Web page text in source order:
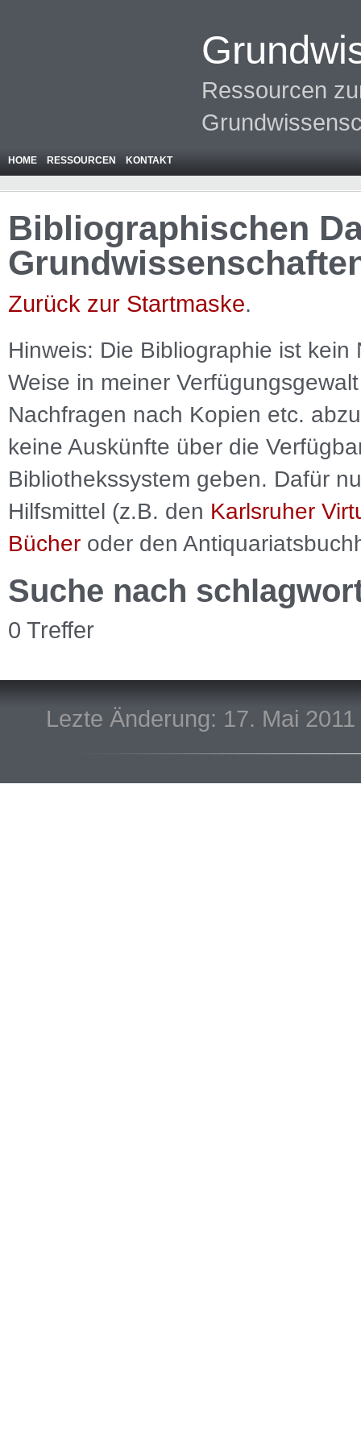
Ressourcen
HOME RESSOURCEN KONTAKT
Bibliographischen
Zurück zur Startmaske.
Hinweis: Die Bibliographie ist kein
Weise in meiner
Nachfragen nach Kopien etc.
keine Auskünfte über die
Bibliothekssystem geben. Dafür
Hilfsmittel (z.B. den Karlsruher
Bücher oder den
Suche nach
0 Treffer
Lezte Änderung: 17. Mai